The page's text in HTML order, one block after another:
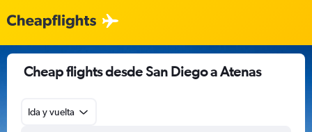
Cheap flights desde San Diego a Atenas
Ida y vuelta